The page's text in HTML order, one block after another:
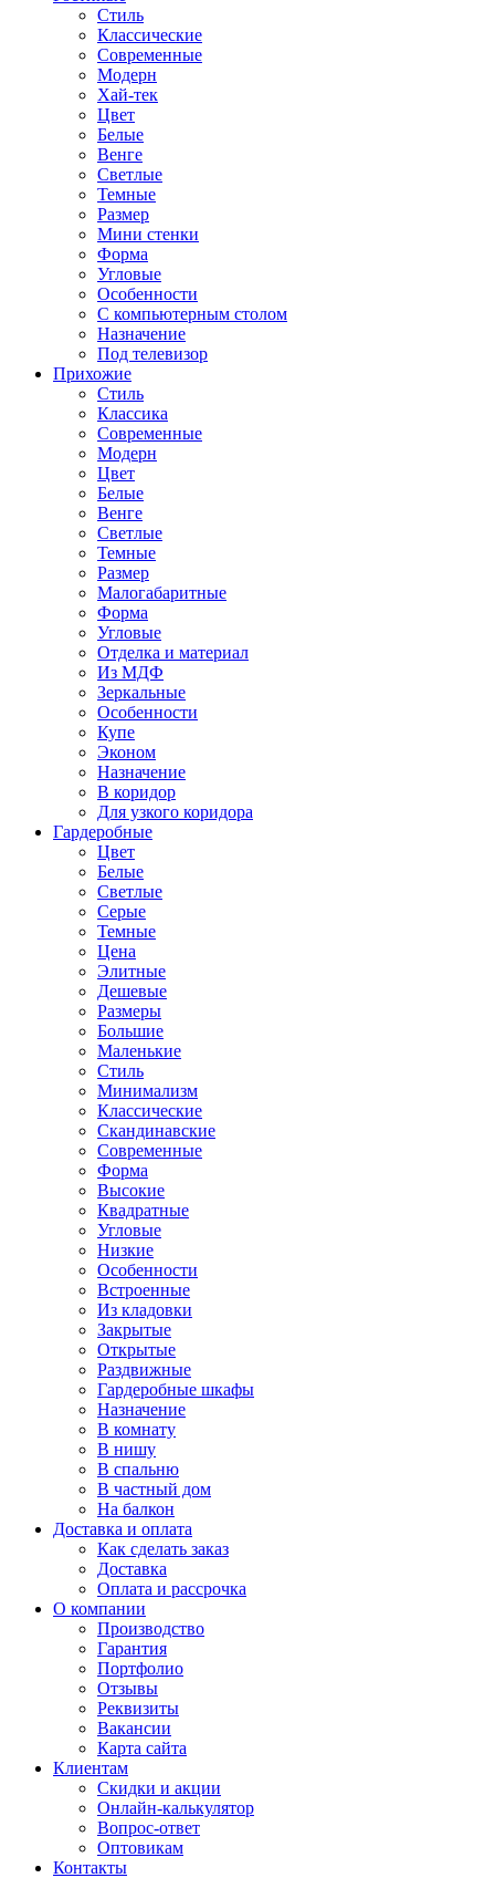
Стиль
Классические
Современные
Модерн
Хай-тек
Цвет
Белые
Венге
Светлые
Темные
Размер
Мини стенки
Форма
Угловые
Особенности
С компьютерным столом
Назначение
Под телевизор
Прихожие
Стиль
Классика
Современные
Модерн
Цвет
Белые
Венге
Светлые
Темные
Размер
Малогабаритные
Форма
Угловые
Отделка и материал
Из МДФ
Зеркальные
Особенности
Купе
Эконом
Назначение
В коридор
Для узкого коридора
Гардеробные
Цвет
Белые
Светлые
Серые
Темные
Цена
Элитные
Дешевые
Размеры
Большие
Маленькие
Стиль
Минимализм
Классические
Скандинавские
Современные
Форма
Высокие
Квадратные
Угловые
Низкие
Особенности
Встроенные
Из кладовки
Закрытые
Открытые
Раздвижные
Гардеробные шкафы
Назначение
В комнату
В нишу
В спальню
В частный дом
На балкон
Доставка и оплата
Как сделать заказ
Доставка
Оплата и рассрочка
О компании
Производство
Гарантия
Портфолио
Отзывы
Реквизиты
Вакансии
Карта сайта
Клиентам
Скидки и акции
Онлайн-калькулятор
Вопрос-ответ
Оптовикам
Контакты